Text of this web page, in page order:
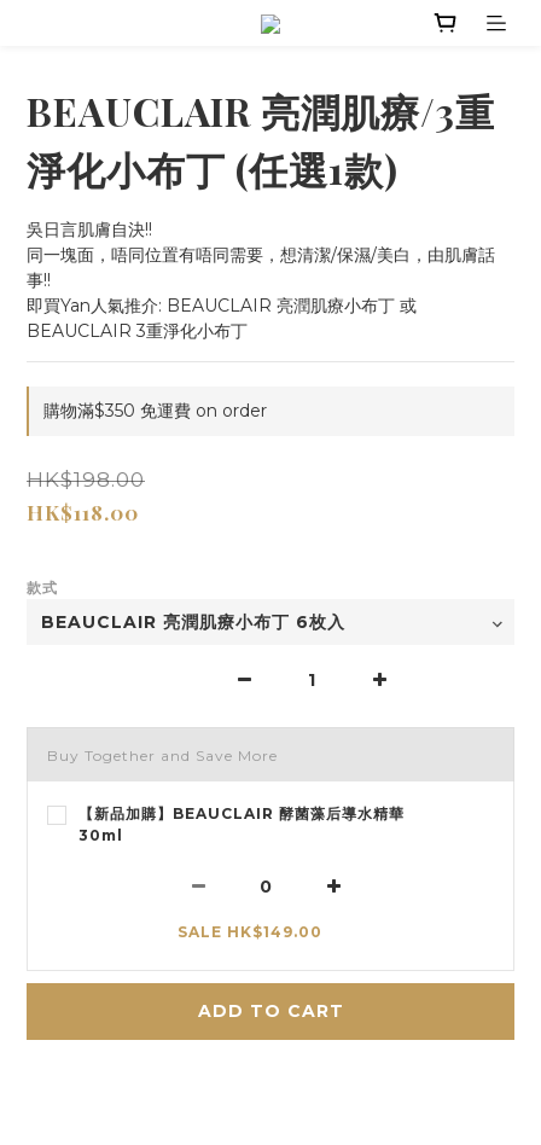
BEAUCLAIR 亮潤肌療/3重
淨化小布丁 (任選1款)
吳日言肌膚自決!!
同一塊面，唔同位置有唔同需要，想清潔/保濕/美白，由肌膚話
事!!
即買Yan人氣推介: BEAUCLAIR 亮潤肌療小布丁 或
BEAUCLAIR 3重淨化小布丁
購物滿$350 免運費 on order
HK$198.00
HK$118.00
款式
Buy Together and Save More
【新品加購】BEAUCLAIR 酵菌藻后導水精華
30ml
SALE HK$149.00
ADD TO CART